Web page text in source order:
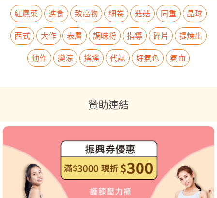
紅鳳菜 進食 致癌物 細卷 菇菇 同重
晶球
西式
大作 表層 調味粉 指導 碎片
提煉出
動作
變涼 搖搖 代誌 好氣色 氣血
贊助連結